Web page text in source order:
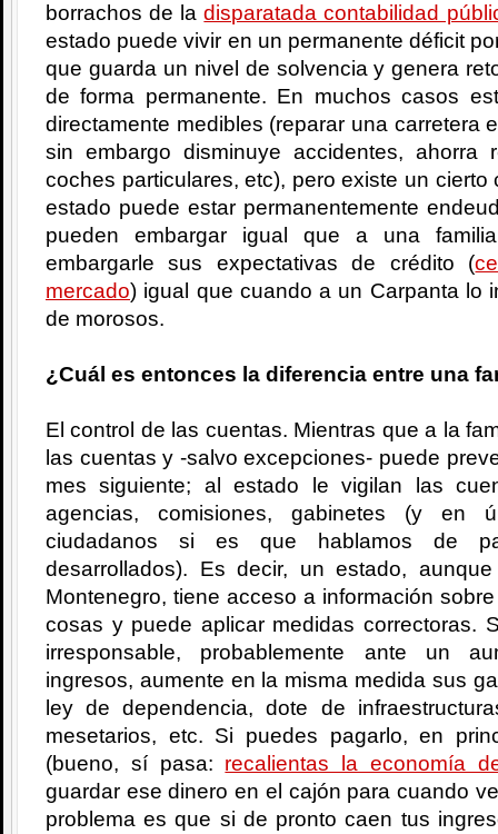
borrachos de ladisparatada contabilidad
estado puede vivir en un permanente déficit
que guarda un nivel de solvencia y genera
de forma permanente. En muchos casos
directamente medibles (reparar una carretera
sin embargo disminuye accidentes, ahorra
coches particulares, etc), pero existe un
estado puede estar permanentemente
pueden embargar igual que a una
embargarle sus expectativas de crédito (
mercado) igual que cuando a un Carpanta lo
de morosos.
¿Cuál es entonces la diferencia entre una
El control de las cuentas. Mientras que a la
las cuentas y -salvo excepciones- puede
mes siguiente; al estado le vigilan las
agencias, comisiones, gabinetes (y en
ciudadanos si es que hablamos de
desarrollados). Es decir, un estado,
Montenegro, tiene acceso a información
cosas y puede aplicar medidas correctoras.
irresponsable, probablemente ante un
ingresos, aumente en la misma medida sus
ley de dependencia, dote de
mesetarios, etc. Si puedes pagarlo, en
(bueno, sí pasa: recalientas la economía
guardar ese dinero en el cajón para cuando
problema es que si de pronto caen tus